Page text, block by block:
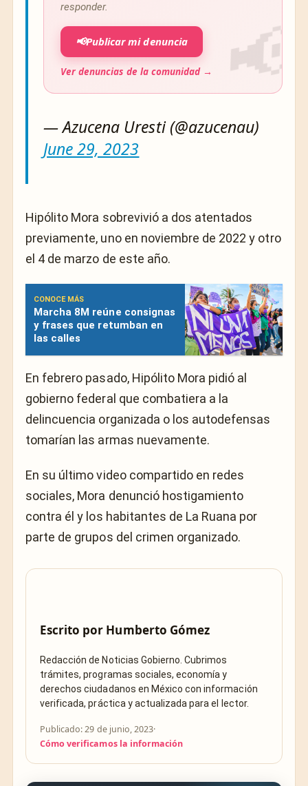
responder.
📢Publicar mi denuncia
Ver denuncias de la comunidad →
— Azucena Uresti (@azucenau)
June 29, 2023
Hipólito Mora sobrevivió a dos atentados
previamente, uno en noviembre de 2022 y otro
el 4 de marzo de este año.
CONOCE MÁS
Marcha 8M reúne consignas
y frases que retumban en
las calles
En febrero pasado, Hipólito Mora pidió al
gobierno federal que combatiera a la
delincuencia organizada o los autodefensas
tomarían las armas nuevamente.
En su último video compartido en redes
sociales, Mora denunció hostigamiento
contra él y los habitantes de La Ruana por
parte de grupos del crimen organizado.
Escrito por Humberto Gómez
Redacción de Noticias Gobierno. Cubrimos
trámites, programas sociales, economía y
derechos ciudadanos en México con información
verificada, práctica y actualizada para el lector.
Publicado: 29 de junio, 2023·
Cómo verificamos la información